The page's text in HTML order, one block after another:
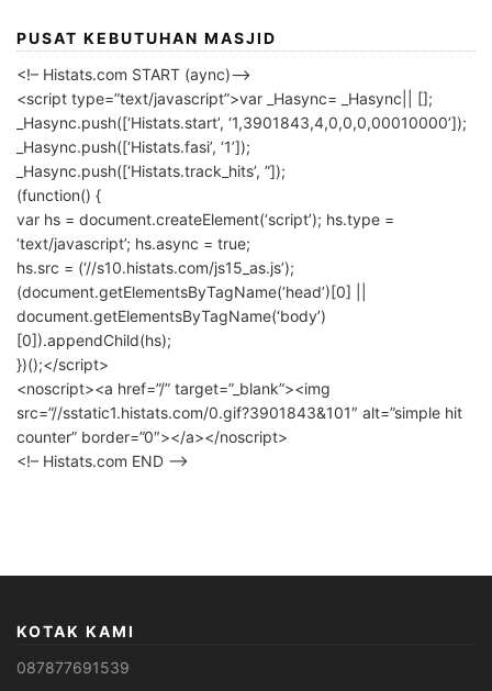
PUSAT KEBUTUHAN MASJID
<!– Histats.com START (aync)–>
<script type=”text/javascript”>var _Hasync= _Hasync|| [];
_Hasync.push([‘Histats.start’, ‘1,3901843,4,0,0,0,00010000’]);
_Hasync.push([‘Histats.fasi’, ‘1’]);
_Hasync.push([‘Histats.track_hits’, ”]);
(function() {
var hs = document.createElement(‘script’); hs.type =
‘text/javascript’; hs.async = true;
hs.src = (‘//s10.histats.com/js15_as.js’);
(document.getElementsByTagName(‘head’)[0] ||
document.getElementsByTagName(‘body’)
[0]).appendChild(hs);
})();</script>
<noscript><a href=”/” target=”_blank”><img
src=”//sstatic1.histats.com/0.gif?3901843&101″ alt=”simple hit
counter” border=”0″></a></noscript>
<!– Histats.com END –>
KOTAK KAMI
087877691539